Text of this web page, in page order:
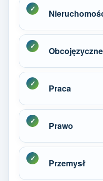
Obcojęzyczne
Praca
Prawo
Przemysł